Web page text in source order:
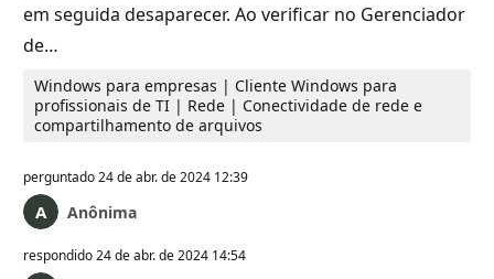
em seguida desaparecer. Ao verificar no Gerenciador
de…
Windows para empresas | Cliente Windows para
profissionais de TI | Rede | Conectividade de rede e
compartilhamento de arquivos
perguntado24 de abr. de 2024 12:39
Anônima
respondido24 de abr. de 2024 14:54